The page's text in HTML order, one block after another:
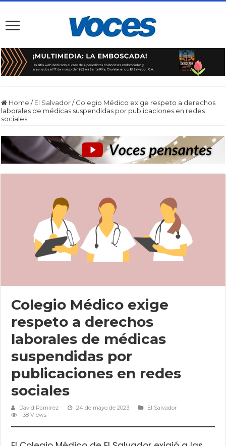
Home / El Salvador / Colegio Médico exige respeto a derechos
laborales de médicas suspendidas por publicaciones en redes
sociales
Colegio Médico exige
respeto a derechos
laborales de médicas
suspendidas por
publicaciones en redes
sociales
David Ramírez 24 de mayo de 2023
El Salvador
138 Views